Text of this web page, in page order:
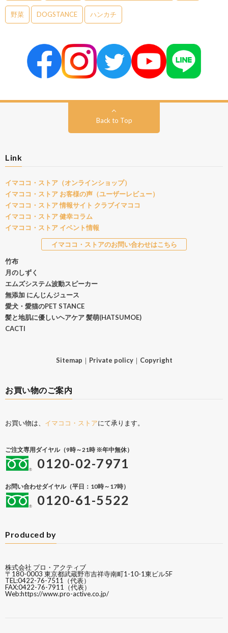
野菜 DOGSTANCE ハンカチ
Back to Top
Link
イマココ・ストア（オンラインショップ）
イマココ・ストア お客様の声（ユーザーレビュー）
イマココ・ストア 情報サイト クラブイマココ
イマココ・ストア 健幸コラム
イマココ・ストア イベント情報
イマココ・ストアのお問い合わせはこちら
竹布
月のしずく
エムズシステム波動スピーカー
無添加 にんじんジュース
愛犬・愛猫のPET STANCE
髪と地肌に優しいヘアケア 髪萌(HATSUMOE)
CACTI
Sitemap ｜ Private policy｜ Copyright
お買い物のご案内
お買い物は、 イマココ・ストアにて承ります。
ご注文専用ダイヤル（9時～21時 ※年中無休）
0120-02-7971
お問い合わせダイヤル（平日：10時～17時）
0120-61-5522
Produced by
株式会社 プロ・アクティブ
〒180-0003 東京都武蔵野市吉祥寺南町1-10-1東ビル5F
TEL:0422-76-7511（代表）
FAX:0422-76-7911（代表）
Web:https://www.pro-active.co.jp/